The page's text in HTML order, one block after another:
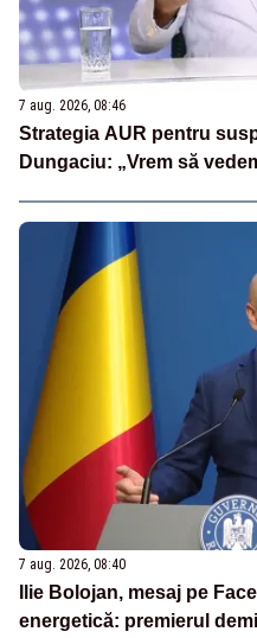
7 aug. 2026, 08:46
Strategia AUR pentru
Dungaciu: „Vrem să
7 aug. 2026, 08:40
Ilie Bolojan, mesaj pe
energetică: premierul